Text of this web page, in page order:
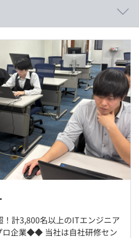
プライベートの確保をしながら働
自分の時間を大切にしながらスキ
。
バンキング
ム
ードシステム
ム（タブレット）
ム
ム
テム
リモート案件90％以上
務を中心とした働き方が可能で
応じて、定期的な出社が必要にな
収300万円～600万円
手当＋賞与（年3回）
考慮して決定します。
！（みなし残業はありません）
キルに応じて優遇いたします。
経験2年／プログラマ（月給25万
経験7年／SE（月給38万円＋残業
経験15年／マネージャー（月給
与）
計3,800名以上のITエンジニア
ロ企業◆◆ 当社は自社研修セン